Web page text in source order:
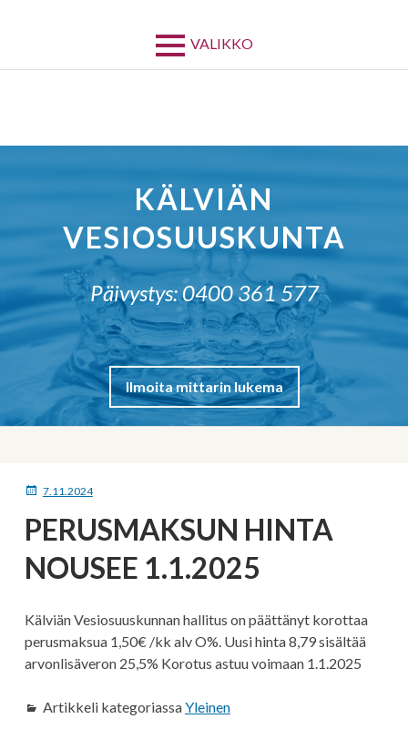
VALIKKO
KÄLVIÄN
VESIOSUUSKUNTA
Päivystys: 0400 361 577
Ilmoita mittarin lukema
JULKAISTU
7.11.2024
PERUSMAKSUN HINTA
NOUSEE 1.1.2025
Kälviän Vesiosuuskunnan hallitus on päättänyt korottaa
perusmaksua 1,50€ /kk alv O%. Uusi hinta 8,79 sisältää
arvonlisäveron 25,5% Korotus astuu voimaan 1.1.2025
Artikkeli kategoriassaYleinen